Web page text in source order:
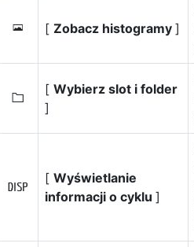
o [ Zobacz histogramy ]
W
[ Wybierz slot i folder
]
M
[ Wyświetlanie
informacji o cyklu ]